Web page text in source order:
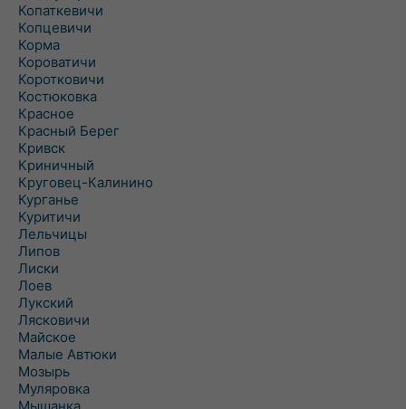
Копаткевичи
Копцевичи
Корма
Короватичи
Коротковичи
Костюковка
Красное
Красный Берег
Кривск
Криничный
Круговец-Калинино
Курганье
Куритичи
Лельчицы
Липов
Лиски
Лоев
Лукский
Лясковичи
Майское
Малые Автюки
Мозырь
Муляровка